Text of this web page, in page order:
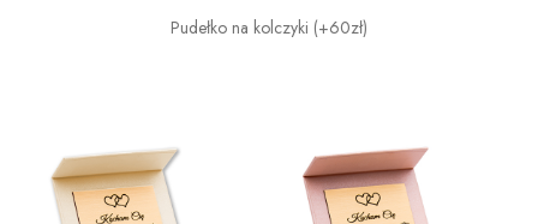
Pudełko na kolczyki (+60zł)